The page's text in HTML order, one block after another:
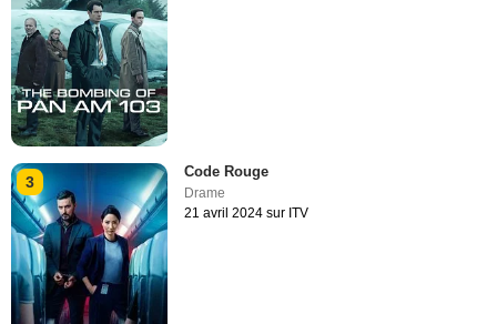
3
Code Rouge
Drame
21 avril 2024 sur ITV